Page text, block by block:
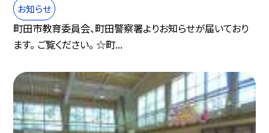
お知らせ
町田市教育委員会、町田警察署よりお知らせが届いており
ます。 ご覧ください。 ☆町...